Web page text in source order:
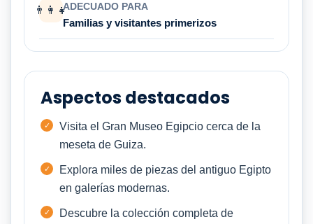
👨‍👩‍👧ADECUADO PARA
Familias y visitantes primerizos
Aspectos destacados
Visita el Gran Museo Egipcio cerca de la
meseta de Guiza.
Explora miles de piezas del antiguo Egipto
en galerías modernas.
Descubre la colección completa de